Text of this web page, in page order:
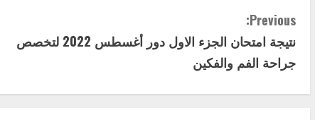
C
o
Previous:
نتيجة امتحان الجزء الاول دور أغسطس 2022 لتخصص
جراحة الفم والفكين